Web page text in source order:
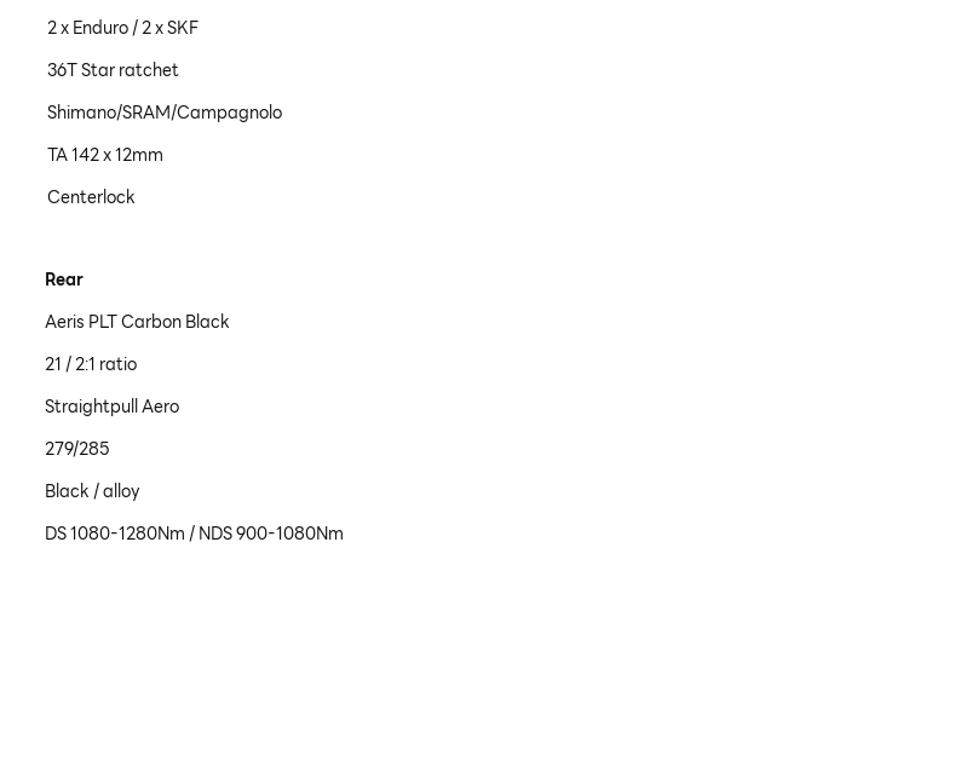
2 x Enduro / 2 x SKF
36T Star ratchet
Shimano/SRAM/Campagnolo
TA 142 x 12mm
Centerlock
Rear
Aeris PLT Carbon Black
21 / 2:1 ratio
Straightpull Aero
279/285
Black / alloy
DS 1080-1280Nm / NDS 900-1080Nm